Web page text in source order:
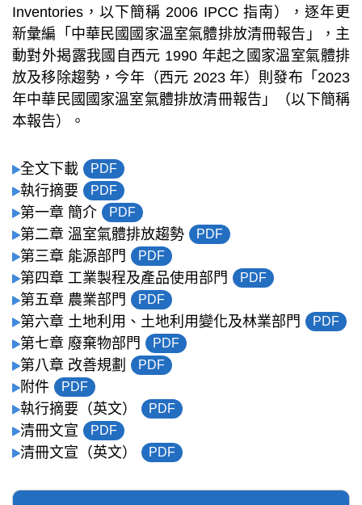
Inventories，以下簡稱 2006 IPCC 指南），逐年更
新彙編「中華民國國家溫室氣體排放清冊報告」，主
動對外揭露我國自西元 1990 年起之國家溫室氣體排
放及移除趨勢，今年（西元 2023 年）則發布「2023
年中華民國國家溫室氣體排放清冊報告」（以下簡稱
本報告）。
全文下載 PDF
執行摘要 PDF
第一章 簡介 PDF
第二章 溫室氣體排放趨勢 PDF
第三章 能源部門 PDF
第四章 工業製程及產品使用部門 PDF
第五章 農業部門 PDF
第六章 土地利用、土地利用變化及林業部門 PDF
第七章 廢棄物部門 PDF
第八章 改善規劃 PDF
附件 PDF
執行摘要（英文） PDF
清冊文宣 PDF
清冊文宣（英文） PDF